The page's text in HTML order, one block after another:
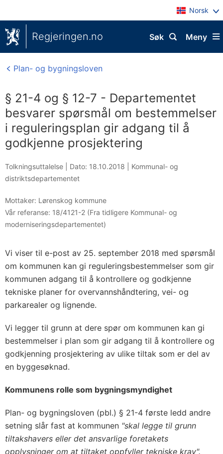
Norsk
Regjeringen.no Meny
Søk
Plan- og bygningsloven
§ 21-4 og § 12-7 - Departementet
besvarer spørsmål om bestemmelser
i reguleringsplan gir adgang til å
godkjenne prosjektering
Tolkningsuttalelse | Dato: 18.10.2018
Kommunal- og
distriktsdepartementet
Mottaker: Lørenskog kommune
Vår referanse: 18/4121-2 (Fra tidligere Kommunal- og
moderniseringsdepartementet)
Vi viser til e-post av 25. september 2018 med spørsmål
om kommunen kan gi reguleringsbestemmelser som gir
kommunen adgang til å kontrollere og godkjenne
tekniske planer for overvannshåndtering, vei- og
parkarealer og lignende.
Vi legger til grunn at dere spør om kommunen kan gi
bestemmelser i plan som gir adgang til å kontrollere og
godkjenning prosjektering av ulike tiltak som er del av
en byggesøknad.
Kommunens rolle som bygningsmyndighet
Plan- og bygningsloven (pbl.) § 21-4 første ledd andre
setning slår fast at kommunen "skal legge til grunn
tiltakshavers eller det ansvarlige foretakets
opplysninger om at tiltaket oppfyller tekniske krav".